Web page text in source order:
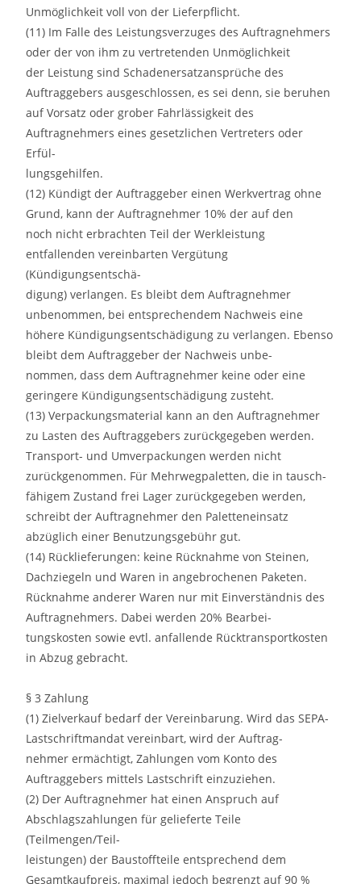
Unmöglichkeit voll von der Lieferpflicht.
(11) Im Falle des Leistungsverzuges des Auftragnehmers
oder der von ihm zu vertretenden Unmöglichkeit
der Leistung sind Schadenersatzansprüche des
Auftraggebers ausgeschlossen, es sei denn, sie beruhen
auf Vorsatz oder grober Fahrlässigkeit des
Auftragnehmers eines gesetzlichen Vertreters oder
Erfül-
lungsgehilfen.
(12) Kündigt der Auftraggeber einen Werkvertrag ohne
Grund, kann der Auftragnehmer 10% der auf den
noch nicht erbrachten Teil der Werkleistung
entfallenden vereinbarten Vergütung
(Kündigungsentschä-
digung) verlangen. Es bleibt dem Auftragnehmer
unbenommen, bei entsprechendem Nachweis eine
höhere Kündigungsentschädigung zu verlangen. Ebenso
bleibt dem Auftraggeber der Nachweis unbe-
nommen, dass dem Auftragnehmer keine oder eine
geringere Kündigungsentschädigung zusteht.
(13) Verpackungsmaterial kann an den Auftragnehmer
zu Lasten des Auftraggebers zurückgegeben werden.
Transport- und Umverpackungen werden nicht
zurückgenommen. Für Mehrwegpaletten, die in tausch-
fähigem Zustand frei Lager zurückgegeben werden,
schreibt der Auftragnehmer den Paletteneinsatz
abzüglich einer Benutzungsgebühr gut.
(14) Rücklieferungen: keine Rücknahme von Steinen,
Dachziegeln und Waren in angebrochenen Paketen.
Rücknahme anderer Waren nur mit Einverständnis des
Auftragnehmers. Dabei werden 20% Bearbei-
tungskosten sowie evtl. anfallende Rücktransportkosten
in Abzug gebracht.
§ 3 Zahlung
(1) Zielverkauf bedarf der Vereinbarung. Wird das SEPA-
Lastschriftmandat vereinbart, wird der Auftrag-
nehmer ermächtigt, Zahlungen vom Konto des
Auftraggebers mittels Lastschrift einzuziehen.
(2) Der Auftragnehmer hat einen Anspruch auf
Abschlagszahlungen für gelieferte Teile
(Teilmengen/Teil-
leistungen) der Baustoffteile entsprechend dem
Gesamtkaufpreis, maximal jedoch begrenzt auf 90 %